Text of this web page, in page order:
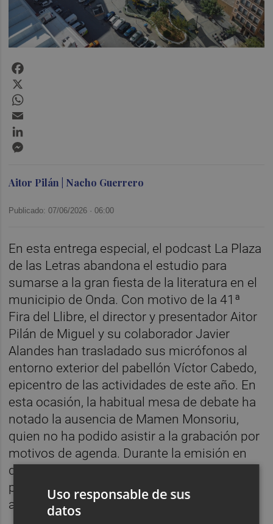
Aitor Pilán | Nacho Guerrero
Publicado: 07/06/2026 ·06:00
En esta entrega especial, el podcast La Plaza
de las Letras abandona el estudio para
sumarse a la gran fiesta de la literatura en el
municipio de Onda. Con motivo de la 41ª
Fira del Llibre, el director y presentador Aitor
Pilán de Miguel y su colaborador Javier
Alandes han trasladado sus micrófonos al
entorno exterior del pabellón Víctor Cabedo,
epicentro de las actividades de este año. En
esta ocasión, la habitual mesa de debate ha
notado la ausencia de Mamen Monsoriu,
quien no ha podido asistir a la grabación por
motivos de agenda. Durante la emisión en
directo, el programa ha contado con la
participación especial de Daniel Álvaro,
actual concejal de Cultura de Onda.
Uso responsable de sus
datos